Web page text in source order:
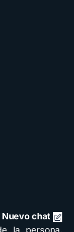
Nuevo chat
la persona,